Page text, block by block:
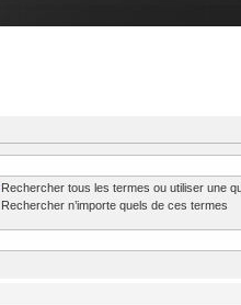
Rechercher tous les termes ou utiliser une
Rechercher n’importe quels de ces termes